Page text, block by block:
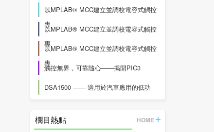
以MPLAB® MCC建立並調校電容式觸控
專
以MPLAB® MCC建立並調校電容式觸控
專
以MPLAB® MCC建立並調校電容式觸控
專
觸控無界，可靠隨心——揭開PIC3
DSA1500 —— 適用於汽車應用的低功
欄目熱點 HOME